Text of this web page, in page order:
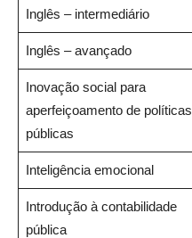
Inglês – intermediário
Inglês – avançado
Inovação social para
aperfeiçoamento de políticas
públicas
Inteligência emocional
Introdução à contabilidade
pública